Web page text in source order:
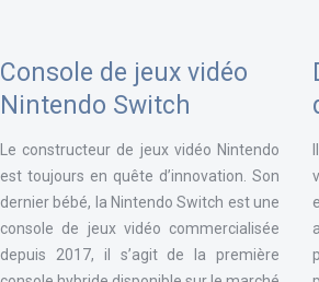
Console de jeux vidéo
Nintendo Switch
Le constructeur de jeux vidéo Nintendo
est toujours en quête d’innovation. Son
dernier bébé, la Nintendo Switch est une
console de jeux vidéo commercialisée
depuis 2017, il s’agit de la première